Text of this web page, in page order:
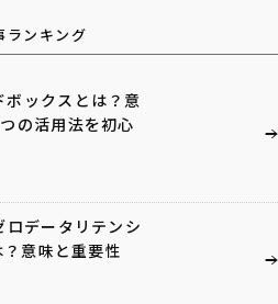
ランキング
ボックスとは？意
の活用法を初心
データリテンシ
意味と重要性